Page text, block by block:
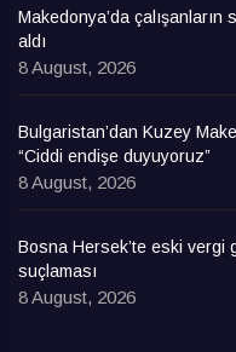
Makedonya’da
aldı
8 August, 2026
Bulgaristan’dan Kuzey
“Ciddi endişe duyuyoruz”
8 August, 2026
Bosna Hersek’te eski vergi
suçlaması
8 August, 2026